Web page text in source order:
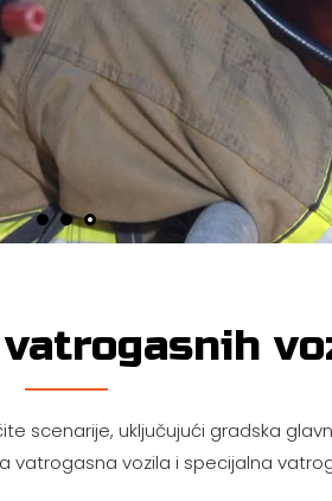
scenarije, uključujući gradska
vatrogasna vozila i specijalna